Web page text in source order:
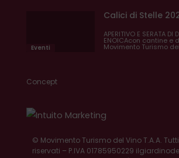
Eventi
Calici di Stelle
APERITIVO E SERATA DI
ENOICAcon cantine e
Movimento Turismo
Concept
© Movimento Turismo del Vino T.A.A.
riservati – P.IVA 01785950229